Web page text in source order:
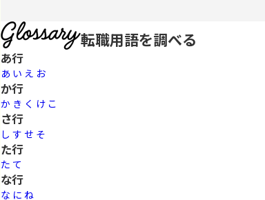
転職用語を調べる
あ行
あ い え お
か行
か き く け こ
さ行
し す せ そ
た行
た て
な行
な に ね